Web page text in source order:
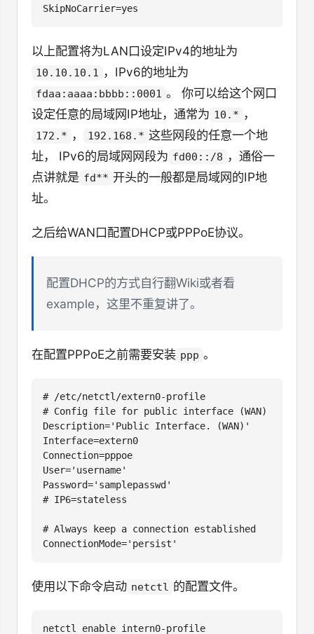
以上配置将为LAN口设定IPv4的地址为
10.10.10.1 ，IPv6的地址为
fdaa:aaaa:bbbb::0001 。 你可以给这个网口
设定任意的局域网IP地址，通常为 10.* ，
172.* ， 192.168.* 这些网段的任意一个地
址， IPv6的局域网网段为 fd00::/8 ，通俗一
点讲就是 fd** 开头的一般都是局域网的IP地
址。
之后给WAN口配置DHCP或PPPoE协议。
配置DHCP的方式自行翻Wiki或者看
example，这里不重复讲了。
在配置PPPoE之前需要安装 ppp 。
# /etc/netctl/extern0-profile
# Config file for public interface (WAN)
Description='Public Interface. (WAN)'
Interface=extern0
Connection=pppoe
User='username'
Password='samplepasswd'
# IP6=stateless
# Always keep a connection established
使用以下命令启动 netctl 的配置文件。
netctl enable intern0-profile